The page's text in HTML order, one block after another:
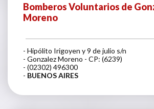
Bomberos Voluntarios de
Moreno
- Hipólito Irigoyen y 9 de julio s/n
- Gonzalez Moreno - CP: (6239)
- (02302) 496300
- BUENOS AIRES